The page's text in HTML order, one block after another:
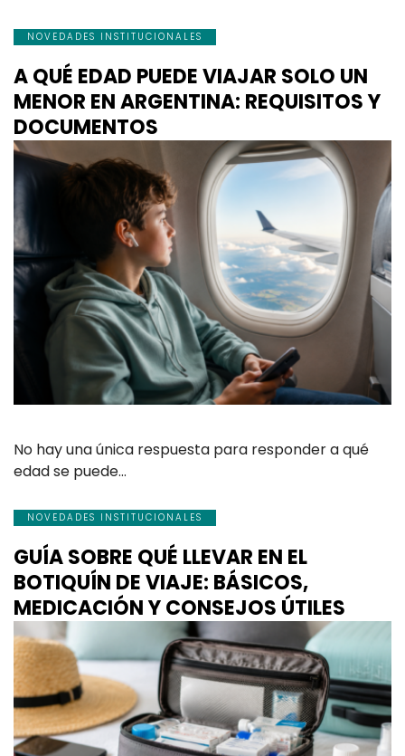
NOVEDADES INSTITUCIONALES
A QUÉ EDAD PUEDE VIAJAR SOLO UN
MENOR EN ARGENTINA: REQUISITOS Y
DOCUMENTOS
No hay una única respuesta para responder a qué
edad se puede…
NOVEDADES INSTITUCIONALES
GUÍA SOBRE QUÉ LLEVAR EN EL
BOTIQUÍN DE VIAJE: BÁSICOS,
MEDICACIÓN Y CONSEJOS ÚTILES